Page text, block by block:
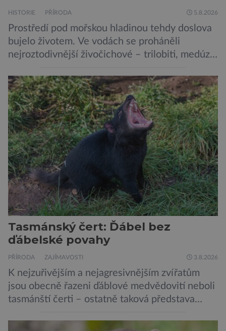
HISTORIE PŘÍRODA 5.8.2026
Prostředí pod mořskou hladinou tehdy doslova
bujelo životem. Ve vodách se proháněli
nejroztodivnější živočichové – trilobiti, medúzy
prazvláštní stonožce podobný tvor, který měl
zárodky zbraní typických pro dnešní pavouky.
Pavouci, štíři či klíšťata jsou členovci patřící do
skupiny klepítkatců. Vyznačují se takzvanými
chelicerami, které u nich představují právě […]
Tasmánský čert: Ďábel bez
ďábelské povahy
PŘÍRODA ZAJÍMAVOSTI 3.8.2026
K nejzuřivějším a nejagresivnějším zvířatům
jsou obecně řazeni ďáblové medvědovití neboli
tasmánští čerti – ostatně taková představa
vačnatci, vyskytující se dnes již výhradně na